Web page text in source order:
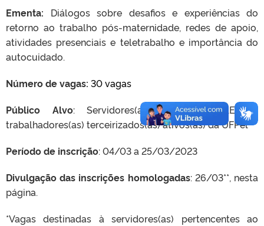
Ementa: Diálogos sobre desafios e experiências do
retorno ao trabalho pós-maternidade, redes de apoio,
atividades presenciais e teletrabalho e importância do
autocuidado.
Número de vagas: 30 vagas
Público Alvo: Servidores(as) docentes, TAE’s e
trabalhadores(as) terceirizados(as) ativos(as) da UFPel**
Período de inscrição: 04/03 a 25/03/2023
Divulgação das inscrições homologadas: 26/03**, nesta
página.
*Vagas destinadas à servidores(as) pertencentes ao